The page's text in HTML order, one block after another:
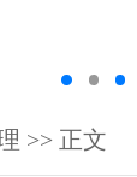
>> 正文